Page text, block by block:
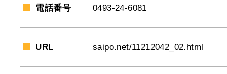
電話番号 0493-24-6081
URL saipo.net/11212042_02.html